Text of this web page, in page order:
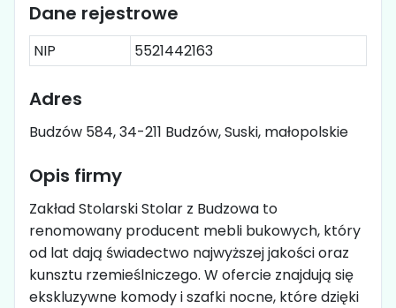
Dane rejestrowe
NIP 5521442163
Adres
Budzów 584, 34-211 Budzów, Suski, małopolskie
Opis firmy
Zakład Stolarski Stolar z Budzowa to
renomowany producent mebli bukowych, który
od lat dają świadectwo najwyższej jakości oraz
kunsztu rzemieślniczego. W ofercie znajdują się
ekskluzywne komody i szafki nocne, które dzięki